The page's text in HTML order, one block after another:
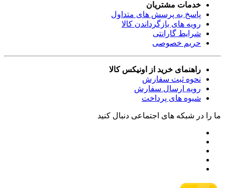
خدمات مشتریان
پاسخ به پرسش های متداول
رویه های بازگرداندن کالا
شرایط گارانتی
حریم خصوصی
راهنمای خرید از اونیکس کالا
نحوه ثبت سفارش
رویه ارسال سفارش
شیوه های پرداخت
ما را در شبکه های اجتماعی دنبال کنید